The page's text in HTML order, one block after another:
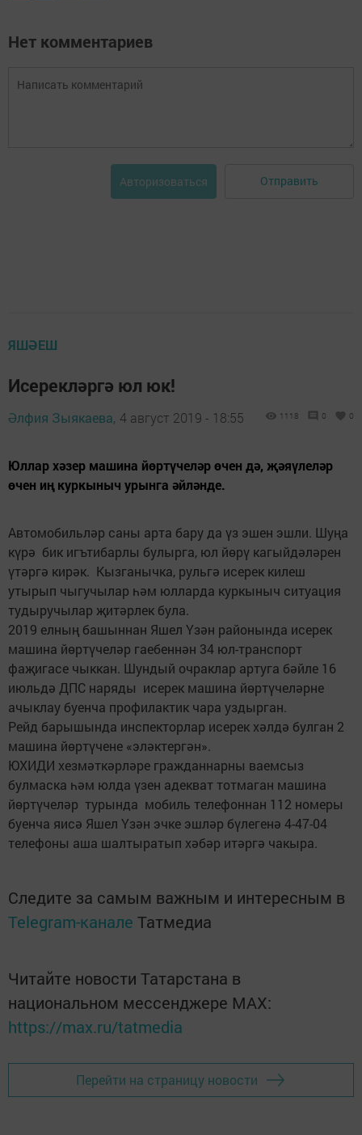
Нет комментариев
Авторизоваться Отправить
ЯШӘЕШ
Исерекләргә юл юк!
Әлфия Зыякаева, 4 август 2019 - 18:55 1118 0 0
Юллар хәзер машина йөртүчеләр өчен дә, җәяүлеләр
өчен иң куркыныч урынга әйләнде.
Автомобильләр саны арта бару да үз эшен эшли. Шуңа
күрә бик игътибарлы булырга, юл йөрү кагый­дәләрен
үтәргә кирәк. Кызганычка, рульгә исерек килеш
утырып чыгучылар һәм юлларда куркыныч ситуация
тудыручылар җитәрлек була.
2019 елның башыннан Яшел Үзән районында исерек
машина йөртүчеләр гаебеннән 34 юл-транспорт
фаҗигасе чыккан. Шундый очраклар артуга бәйле 16
июльдә ДПС наряды исерек машина йөртүчеләрне
ачыклау буенча профилактик чара уздырган.
Рейд барышында инспекторлар исерек хәлдә булган 2
машина йөртүчене «эләктергән».
ЮХИДИ хезмәткәрләре гражданнарны ваемсыз
булмаска һәм юлда үзен адекват тотмаган машина
йөртүчеләр турында мобиль телефоннан 112 номеры
буенча яисә Яшел Үзән эчке эшләр бүлегенә 4-47-04
телефоны аша шалтыратып хәбәр итәргә чакыра.
Следите за самым важным и интересным в
Telegram-канале Татмедиа
Читайте новости Татарстана в
национальном мессенджере MАХ:
https://max.ru/tatmedia
Перейти на страницу новости